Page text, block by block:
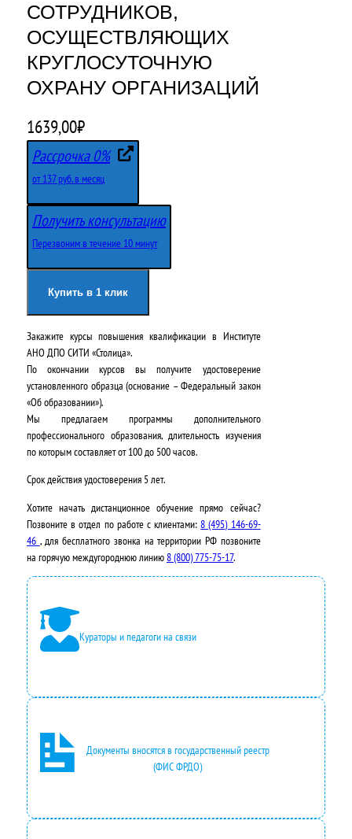
СОТРУДНИКОВ,
ОСУЩЕСТВЛЯЮЩИХ
КРУГЛОСУТОЧНУЮ
ОХРАНУ ОРГАНИЗАЦИЙ
1639,00₽
Рассрочка 0%
от 137 руб. в месяц
Получить консультацию
Перезвоним в течение 10 минут
Купить в 1 клик
Закажите курсы повышения квалификации в Институте
АНО ДПО СИТИ «Столица».
По окончании курсов вы получите удостоверение
установленного образца (основание – Федеральный закон
«Об образовании»).
Мы предлагаем программы дополнительного
профессионального образования, длительность изучения
по которым составляет от 100 до 500 часов.
Срок действия удостоверения 5 лет.
Хотите начать дистанционное обучение прямо сейчас?
Позвоните в отдел по работе с клиентами:8 (495) 146-69-
46 , для бесплатного звонка на территории РФ позвоните
на горячую междугороднюю линию8 (800) 775-75-17.
Кураторы и педагоги на связи
Документы вносятся в государственный реестр
(ФИС ФРДО)